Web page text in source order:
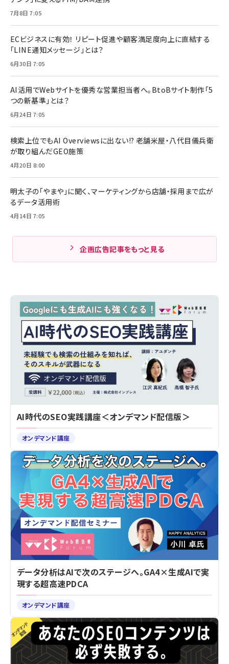
7月8日 7:05
ECビジネスに有効！ リピート促進や顧客満足度向上に直結する
「LINE通知メッセージ」とは？
6月30日 7:05
AI活用でWebサイトを優秀な営業担当者へ。BtoBサイト制作「5
つの新基準」とは？
6月24日 7:05
検索上位でもAI Overviewsに出ない!? 老舗米屋・八代目儀兵衛
が取り組んだGEO施策
4月20日 8:00
明太子の「やまや」に聞く、マーケティングから店舗・採用まで広が
るデータ活用術
4月14日 7:05
企画広告記事をもっと見る
AI時代のSEO実践講座＜オンデマンド配信版＞
オンデマンド講座
データ分析はAIで次のステージへ。GA4×生成AIで実
現する超高速PDCA
オンデマンド講座